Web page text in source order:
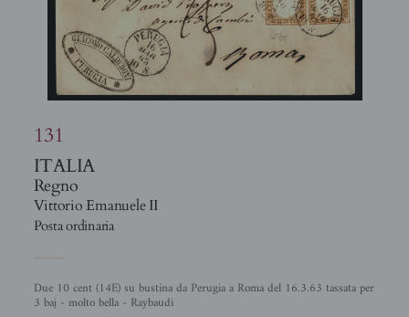
131
ITALIA
Regno
Vittorio Emanuele II
Posta ordinaria
Due 10 cent (14E) su bustina da Perugia a Roma del 16.3.63 tassata per
3 baj - molto bella - Raybaudi